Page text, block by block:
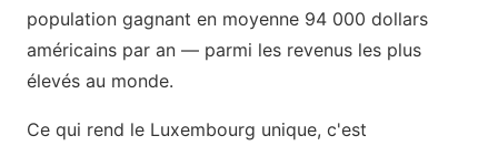
population gagnant en moyenne 94 000 dollars
américains par an — parmi les revenus les plus
élevés au monde.
Ce qui rend le Luxembourg unique, c'est